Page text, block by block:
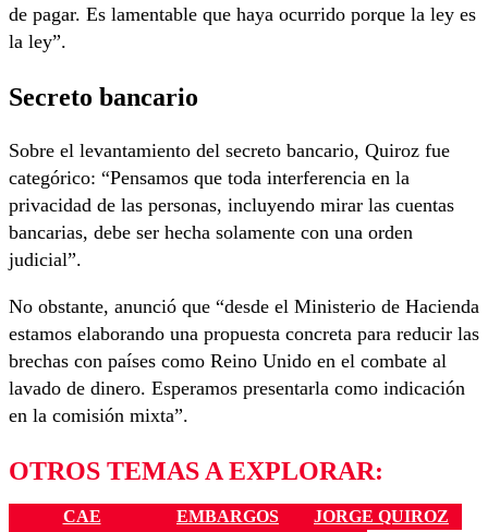
de pagar. Es lamentable que haya ocurrido porque la ley es
la ley”.
Secreto bancario
Sobre el levantamiento del secreto bancario, Quiroz fue
categórico: “Pensamos que toda interferencia en la
privacidad de las personas, incluyendo mirar las cuentas
bancarias, debe ser hecha solamente con una orden
judicial”.
No obstante, anunció que “desde el Ministerio de Hacienda
estamos elaborando una propuesta concreta para reducir las
brechas con países como Reino Unido en el combate al
lavado de dinero. Esperamos presentarla como indicación
en la comisión mixta”.
OTROS TEMAS A EXPLORAR:
CAE EMBARGOS
JORGE QUIROZ